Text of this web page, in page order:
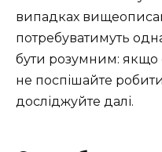
випадках
потребуватимуть
бути розумним: якщо
не поспішайте
досліджуйте далі.